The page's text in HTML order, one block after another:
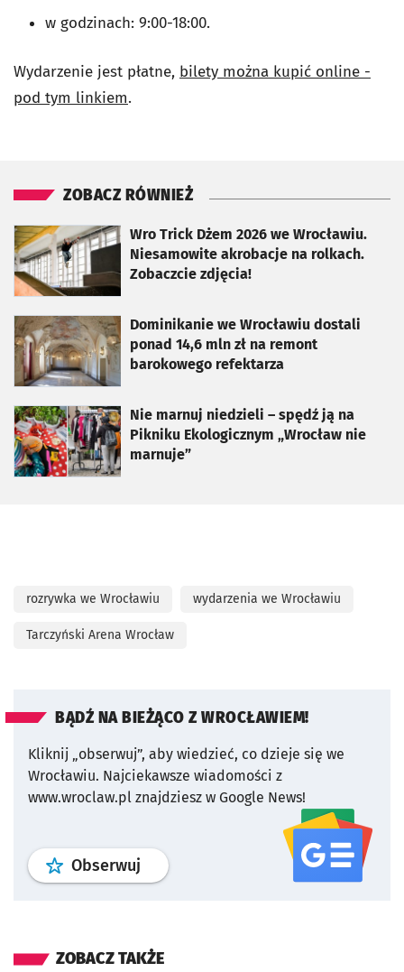
w godzinach: 9:00-18:00.
Wydarzenie jest płatne, bilety można kupić online -
pod tym linkiem.
ZOBACZ RÓWNIEŻ
Wro Trick Dżem 2026 we Wrocławiu.
Niesamowite akrobacje na rolkach.
Zobaczcie zdjęcia!
otworzy się w nowej karcie
Dominikanie we Wrocławiu dostali
ponad 14,6 mln zł na remont
barokowego refektarza
otworzy się w nowej karcie
Nie marnuj niedzieli – spędź ją na
Pikniku Ekologicznym „Wrocław nie
marnuje”
otworzy się w nowej karcie
rozrywka we Wrocławiu wydarzenia we Wrocławiu
Tarczyński Arena Wrocław
BĄDŹ NA BIEŻĄCO Z WROCŁAWIEM!
Kliknij „obserwuj”, aby wiedzieć, co dzieje się we
Wrocławiu. Najciekawsze wiadomości z
www.wroclaw.pl znajdziesz w Google News!
Obserwuj profil serwisu
ZOBACZ TAKŻE